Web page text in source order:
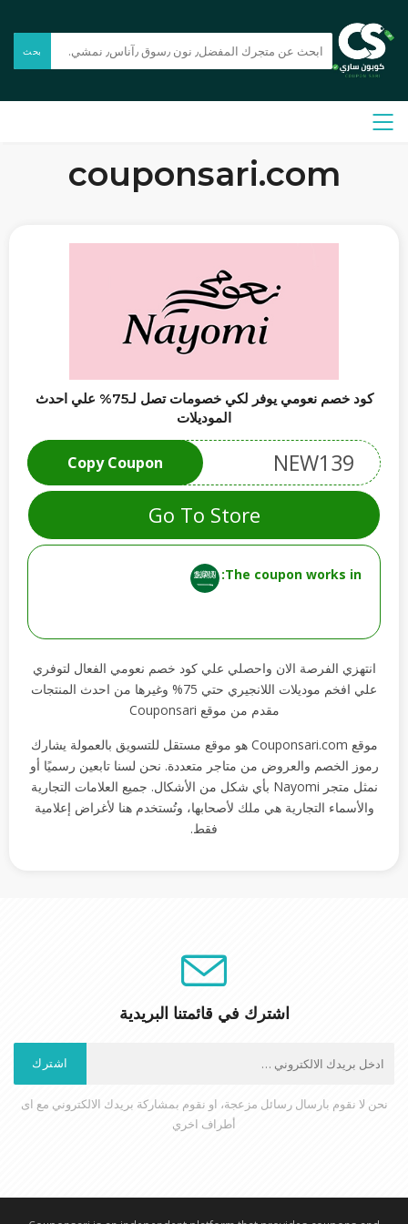
بحث
couponsari.com
كود خصم نعومي يوفر لكي خصومات تصل لـ75% علي احدث
الموديلات
NEW139
Copy Coupon
Go To Store
The coupon works in:
انتهزي الفرصة الان واحصلي علي كود خصم نعومي الفعال لتوفري
علي افخم موديلات اللانجيري حتي 75% وغيرها من احدث المنتجات
مقدم من موقع Couponsari
موقع Couponsari.com هو موقع مستقل للتسويق بالعمولة يشارك
رموز الخصم والعروض من متاجر متعددة. نحن لسنا تابعين رسميًا أو
نمثل متجر Nayomi بأي شكل من الأشكال. جميع العلامات التجارية
والأسماء التجارية هي ملك لأصحابها، وتُستخدم هنا لأغراض إعلامية
فقط.
اشترك في قائمتنا البريدية
اشترك
نحن لا نقوم بارسال رسائل مزعجة، او نقوم بمشاركة بريدك الالكتروني مع اى
أطراف اخري